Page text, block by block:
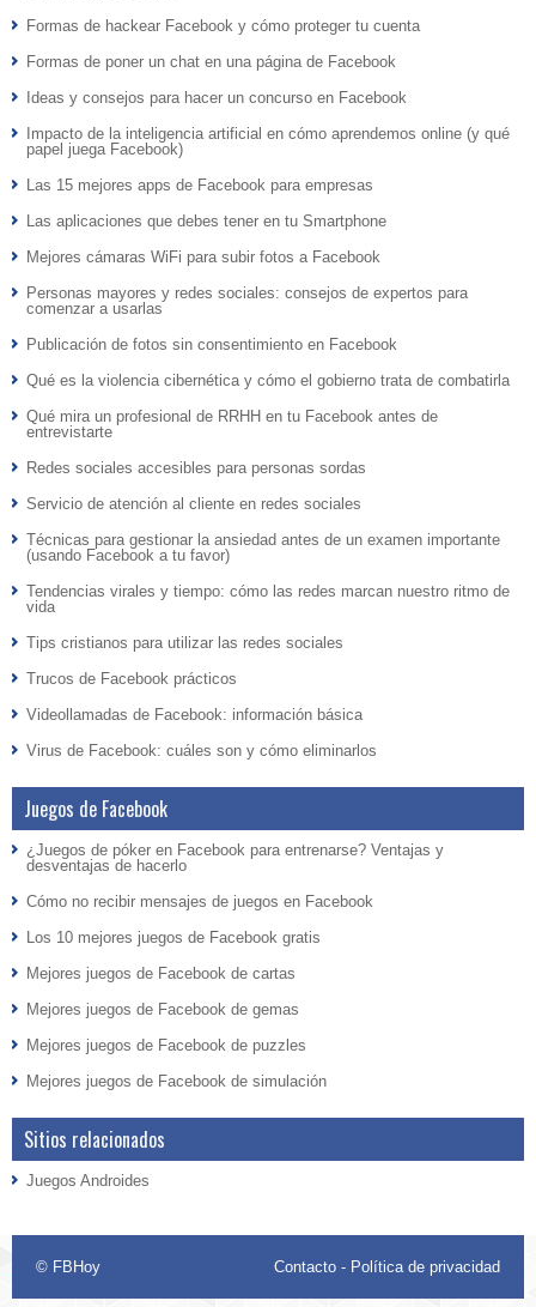
Formas de hackear Facebook y cómo proteger tu cuenta
Formas de poner un chat en una página de Facebook
Ideas y consejos para hacer un concurso en Facebook
Impacto de la inteligencia artificial en cómo aprendemos online (y qué
papel juega Facebook)
Las 15 mejores apps de Facebook para empresas
Las aplicaciones que debes tener en tu Smartphone
Mejores cámaras WiFi para subir fotos a Facebook
Personas mayores y redes sociales: consejos de expertos para
comenzar a usarlas
Publicación de fotos sin consentimiento en Facebook
Qué es la violencia cibernética y cómo el gobierno trata de combatirla
Qué mira un profesional de RRHH en tu Facebook antes de
entrevistarte
Redes sociales accesibles para personas sordas
Servicio de atención al cliente en redes sociales
Técnicas para gestionar la ansiedad antes de un examen importante
(usando Facebook a tu favor)
Tendencias virales y tiempo: cómo las redes marcan nuestro ritmo de
vida
Tips cristianos para utilizar las redes sociales
Trucos de Facebook prácticos
Videollamadas de Facebook: información básica
Virus de Facebook: cuáles son y cómo eliminarlos
Juegos de Facebook
¿Juegos de póker en Facebook para entrenarse? Ventajas y
desventajas de hacerlo
Cómo no recibir mensajes de juegos en Facebook
Los 10 mejores juegos de Facebook gratis
Mejores juegos de Facebook de cartas
Mejores juegos de Facebook de gemas
Mejores juegos de Facebook de puzzles
Mejores juegos de Facebook de simulación
Sitios relacionados
Juegos Androides
© FBHoy Contacto - Política de privacidad